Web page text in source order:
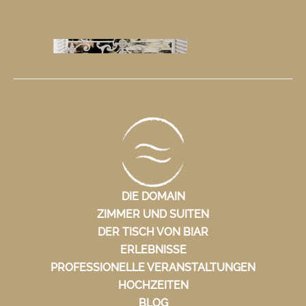
DIE DOMAIN
ZIMMER UND SUITEN
DER TISCH VON BIAR
ERLEBNISSE
PROFESSIONELLE VERANSTALTUNGEN
HOCHZEITEN
BLOG